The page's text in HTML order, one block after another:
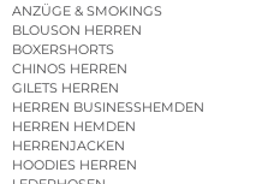
ANZÜGE & SMOKINGS
BLOUSON HERREN
BOXERSHORTS
CHINOS HERREN
GILETS HERREN
HERREN BUSINESSHEMDEN
HERREN HEMDEN
HERRENJACKEN
HOODIES HERREN